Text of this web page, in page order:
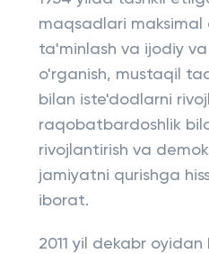
maqsadlari
ta'minlash va ijodiy
o'rganish, mustaqil
bilan iste'dodlarni
raqobatbardoshlik
rivojlantirish va
jamiyatni qurishga
iborat.
2011 yil dekabr